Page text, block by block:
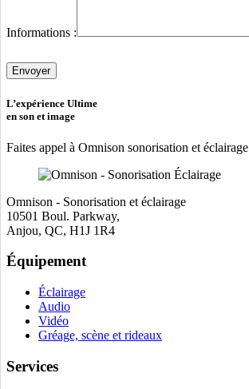
Informations :
laisser
ce
vide.
L’expérience Ultime
en son et image
Faites appel à Omnison sonorisation et éclairage
Omnison - Sonorisation et éclairage
10501 Boul. Parkway,
Anjou, QC, H1J 1R4
Équipement
Éclairage
Audio
Vidéo
Gréage, scène et rideaux
Services